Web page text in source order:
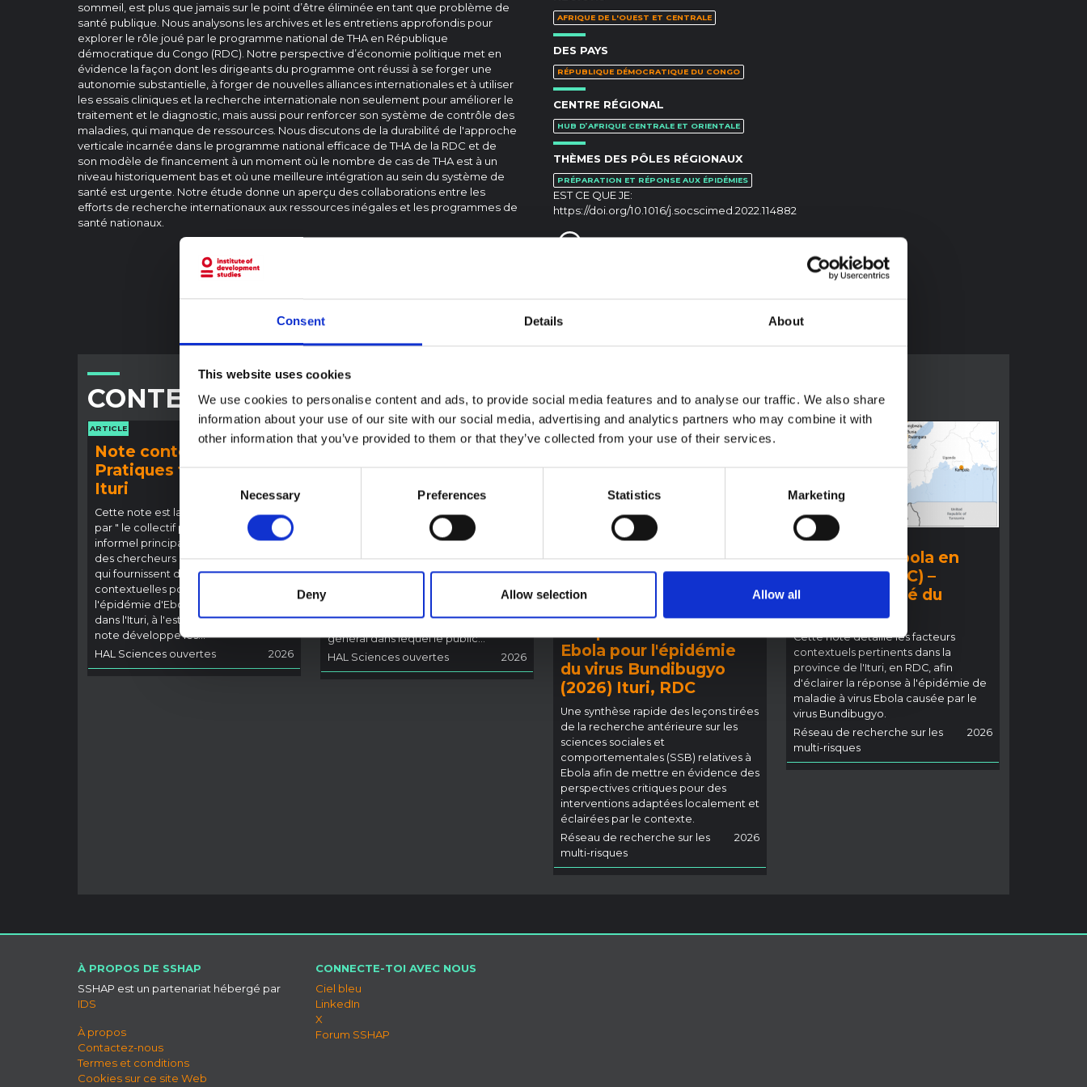
Consent Details About
This website uses cookies
We use cookies to personalise content and ads, to provide social media features and to analyse our traffic. We also share
information about your use of our site with our social media, advertising and analytics partners who may combine it with
other information that you’ve provided to them or that they’ve collected from your use of their services.
Necessary Preferences Statistics Marketing
Deny Allow selection Allow all
sommeil, est plus que jamais sur le point d’être éliminée en tant que problème de
santé publique. Nous analysons les archives et les entretiens approfondis pour
explorer le rôle joué par le programme national de THA en République
démocratique du Congo (RDC). Notre perspective d’économie politique met en
évidence la façon dont les dirigeants du programme ont réussi à se forger une
autonomie substantielle, à forger de nouvelles alliances internationales et à utiliser
les essais cliniques et la recherche internationale non seulement pour améliorer le
traitement et le diagnostic, mais aussi pour renforcer son système de contrôle des
maladies, qui manque de ressources. Nous discutons de la durabilité de l'approche
verticale incarnée dans le programme national efficace de THA de la RDC et de
son modèle de financement à un moment où le nombre de cas de THA est à un
niveau historiquement bas et où une meilleure intégration au sein du système de
santé est urgente. Notre étude donne un aperçu des collaborations entre les
efforts de recherche internationaux aux ressources inégales et les programmes de
santé nationaux.
AFRIQUE DE L'OUEST ET CENTRALE
DES PAYS
RÉPUBLIQUE DÉMOCRATIQUE DU CONGO
CENTRE RÉGIONAL
HUB D’AFRIQUE CENTRALE ET ORIENTALE
THÈMES DES PÔLES RÉGIONAUX
PRÉPARATION ET RÉPONSE AUX ÉPIDÉMIES
EST CE QUE JE:
https://doi.org/10.1016/j.socscimed.2022.114882
CONTENU ASSOCIÉ
ARTICLE
Note contextuelle :
Pratiques funéraires en
Ituri
Cette note est la deuxième produite
par " le collectif pour l'Ituri ", un réseau
informel principalement animé par
des chercheurs en sciences sociales
qui fournissent des informations
contextuelles pour la réponse à
l'épidémie d'Ebola à Bundibugyo
dans l'Ituri, à l'est de la RDC. Cette
note développe les…
HAL Sciences ouvertes
2026
Note contextuelle sur
l'épidémie d'Ebola
Bundibugyo en Ituri
Cette note fournit un contexte sur la
touchée par une épidémie d'Ebola
Bundibugyo. La note n'aborde pas
directement l'actualité et les derniers
Ebola, mais présente le contexte
général dans lequel le public...
HAL Sciences ouvertes
2026
COMPTE RENDU
Recommandations :
Synthèse rapide des
enseignements des
sciences sociales et
Ebola pour l'épidémie
du virus Bundibugyo
(2026) Ituri, RDC
Une synthèse rapide des leçons tirées
de la recherche antérieure sur les
sciences sociales et
comportementales (SSB) relatives à
Ebola afin de mettre en évidence des
perspectives critiques pour des
interventions adaptées localement et
éclairées par le contexte.
Réseau de recherche sur les
multi-risques
2026
COMPTE RENDU
Épidémie d'Ebola en
Ituri 2026 (RDC) –
Aperçu résumé du
Cette note détaille les facteurs
contextuels pertinents dans la
province de l'Ituri, en RDC, afin
d'éclairer la réponse à l'épidémie de
maladie à virus Ebola causée par le
virus Bundibugyo.
Réseau de recherche sur les
multi-risques
2026
À PROPOS DE SSHAP
SSHAP est un partenariat hébergé par
IDS
À propos
Contactez-nous
Termes et conditions
Cookies sur ce site Web
CONNECTE-TOI AVEC NOUS
Ciel bleu
LinkedIn
X
Forum SSHAP